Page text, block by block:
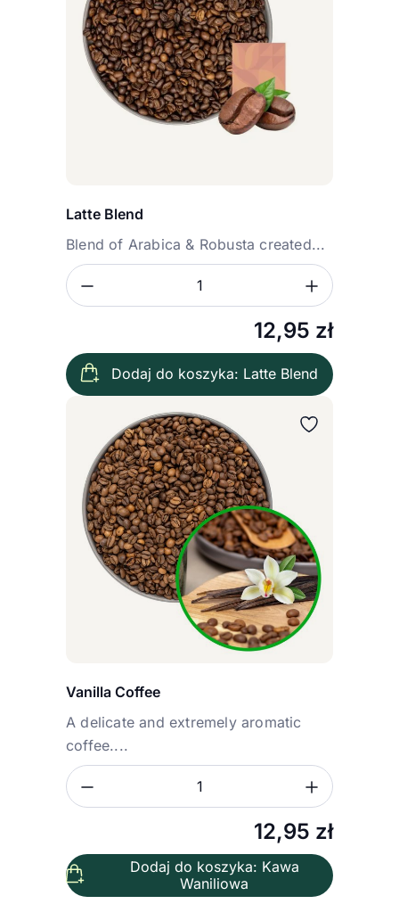
Latte Blend
Blend of Arabica & Robusta created...
12,95 zł
Zmniejsz ilość
Dodaj do koszyka: Latte Blend
Vanilla Coffee
A delicate and extremely aromatic
coffee....
12,95 zł
Zmniejsz ilość
Dodaj do koszyka: Kawa
Waniliowa